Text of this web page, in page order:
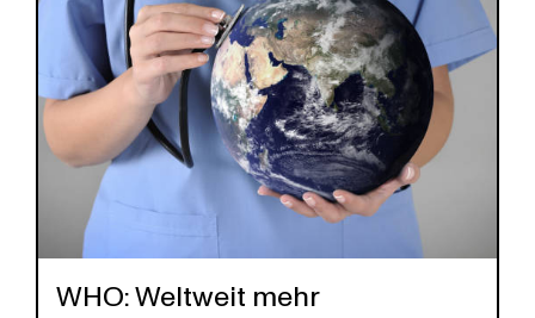
WHO: Weltweit mehr